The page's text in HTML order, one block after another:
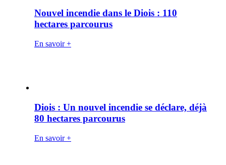
Nouvel incendie dans le Diois : 110
hectares parcourus
En savoir +
Diois : Un nouvel incendie se déclare, déjà
80 hectares parcourus
En savoir +